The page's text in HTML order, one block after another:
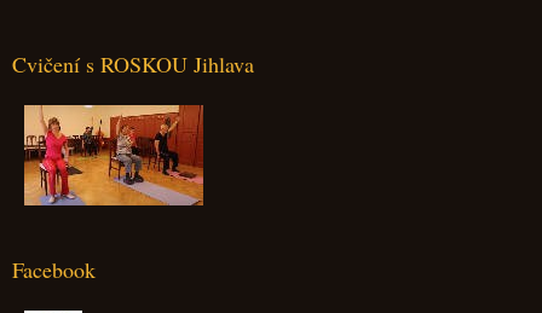
Cvičení s ROSKOU Jihlava
Facebook